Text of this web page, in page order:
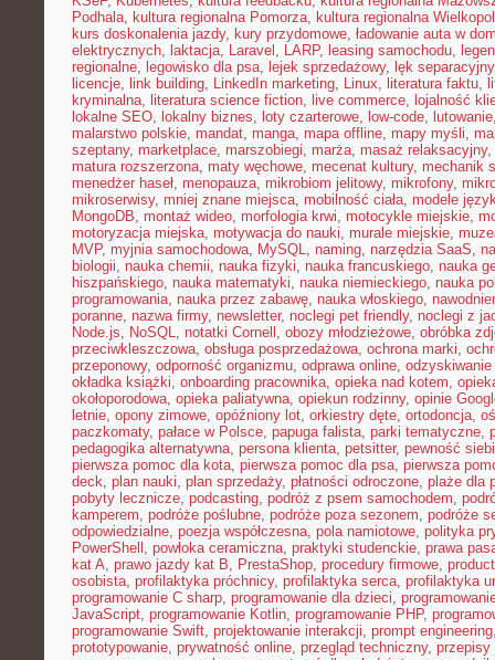
Podhala, kultura regionalna Pomorza, kultura regionalna
kurs doskonalenia jazdy, kury przydomowe, ładowanie auta w
elektrycznych, laktacja, Laravel , LARP, leasing samochodu,
regionalne, legowisko dla psa, lejek sprzedażowy, lęk
licencje, link building, LinkedIn marketing, Linux, literatura faktu,
kryminalna, literatura science fiction, live commerce, lojalność
lokalne SEO, lokalny biznes, loty czarterowe, low-code, lutowanie
malarstwo polskie, mandat, manga, mapa offline, mapy myśli,
szeptany, marketplace, marszobiegi, marża, masaż relaksacyjny,
matura rozszerzona, maty węchowe, mecenat kultury, mechanik
menedżer haseł, menopauza, mikrobiom jelitowy, mikrofony,
mikroserwisy, mniej znane miejsca, mobilność ciała, modele
MongoDB, montaż wideo, morfologia krwi, motocykle miejskie,
motoryzacja miejska, motywacja do nauki, murale miejskie,
MVP, myjnia samochodowa, MySQL, naming, narzędzia SaaS,
biologii, nauka chemii, nauka fizyki, nauka francuskiego, nauka
hiszpańskiego, nauka matematyki, nauka niemieckiego, nauka
programowania, nauka przez zabawę, nauka włoskiego,
poranne, nazwa firmy, newsletter, noclegi pet friendly, noclegi z
Node.js, NoSQL, notatki Cornell , obozy młodzieżowe, obróbka
przeciwkleszczowa, obsługa posprzedażowa, ochrona marki,
przeponowy, odporność organizmu, odprawa online,
okładka książki, onboarding pracownika, opieka nad kotem,
okołoporodowa, opieka paliatywna, opiekun rodzinny, opinie
letnie, opony zimowe, opóźniony lot, orkiestry dęte, ortodoncja,
paczkomaty, pałace w Polsce, papuga falista, parki tematyczne,
pedagogika alternatywna, persona klienta, petsitter, pewność
pierwsza pomoc dla kota, pierwsza pomoc dla psa, pierwsza
deck, plan nauki, plan sprzedaży, płatności odroczone, plaże dla
pobyty lecznicze, podcasting, podróż z psem samochodem,
kamperem, podróże poślubne, podróże poza sezonem, podróże
odpowiedzialne, poezja współczesna, pola namiotowe, polityka
PowerShell , powłoka ceramiczna, praktyki studenckie, prawa
kat A, prawo jazdy kat B, PrestaShop, procedury firmowe,
osobista, profilaktyka próchnicy, profilaktyka serca, profilaktyka
programowanie C sharp, programowanie dla dzieci,
JavaScript, programowanie Kotlin, programowanie PHP,
programowanie Swift, projektowanie interakcji, prompt engineering
prototypowanie, prywatność online, przegląd techniczny, przepisy